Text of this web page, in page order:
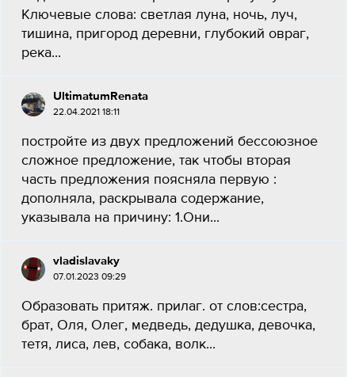
Ключевые слова: светлая луна, ночь, луч,
тишина, пригород деревни, глубокий овраг,
река...
UltimatumRenata
22.04.2021 18:11
постройте из двух предложений бессоюзное
сложное предложение, так чтобы вторая
часть предложения поясняла первую :
дополняла, раскрывала содержание,
указывала на причину: 1.Они...
vladislavaky
07.01.2023 09:29
Образовать притяж. прилаг. от слов:сестра,
брат, Оля, Олег, медведь, дедушка, девочка,
тетя, лиса, лев, собака, волк​...